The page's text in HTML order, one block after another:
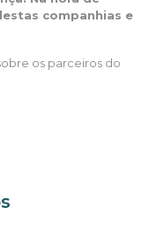
companhias e
os parceiros do